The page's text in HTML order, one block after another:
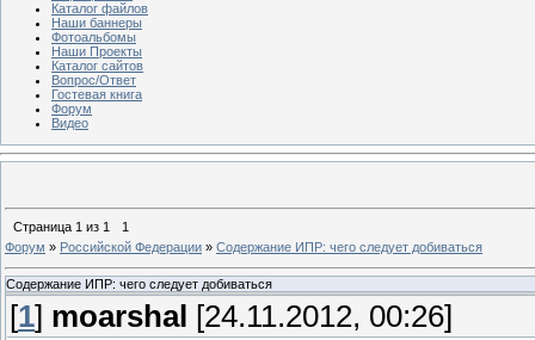
Каталог файлов
Наши баннеры
Фотоальбомы
Наши Проекты
Каталог сайтов
Вопрос/Ответ
Гостевая книга
Форум
Видео
Страница 1 из 1
1
Форум » Российской Федерации » Содержание ИПР: чего следует добиваться
Содержание ИПР: чего следует добиваться
[1] moarshal
[24.11.2012, 00:26]